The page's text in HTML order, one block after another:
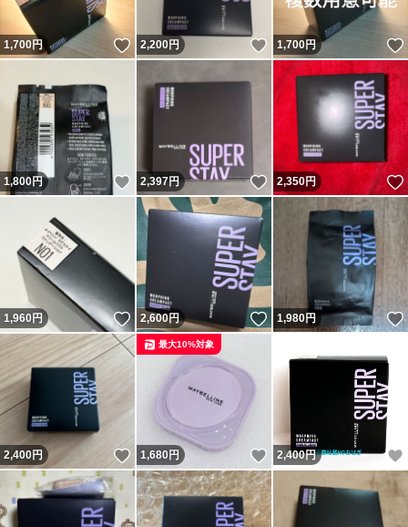
1,700円 いいね！
2,200円 いいね！
1,700円
1,800円 いいね！
2,397円 いいね！
2,350円
1,960 円 いいね！
2,600円 いいね！
1,980円
2,400円 いいね！
1,680円 いいね！
最大10%対象
2,400円